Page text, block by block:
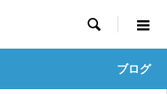

ブログ